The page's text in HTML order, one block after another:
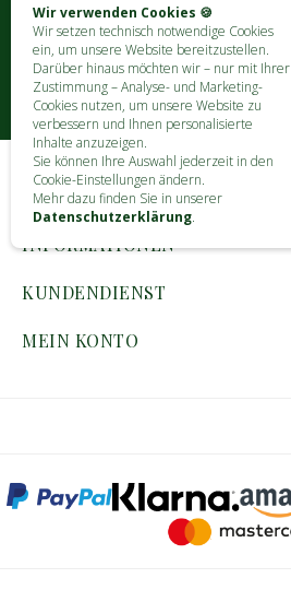
Wir verwenden Cookies 🍪
Wir setzen technisch notwendige Cookies
ein, um unsere Website bereitzustellen.
Darüber hinaus möchten wir – nur mit Ihrer
Zustimmung – Analyse- und Marketing-
Cookies nutzen, um unsere Website zu
verbessern und Ihnen personalisierte
Inhalte anzuzeigen.
Sie können Ihre Auswahl jederzeit in den
Cookie-Einstellungen ändern.
Mehr dazu finden Sie in unserer
Datenschutzerklärung.
KONTAKT
INFORMATIONEN
KUNDENDIENST
MEIN KONTO